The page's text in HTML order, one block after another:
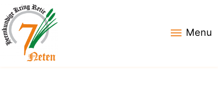
Menu